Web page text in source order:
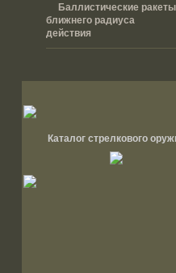
Баллистические ракеты
ближнего радиуса
действия
Каталог стрелкового